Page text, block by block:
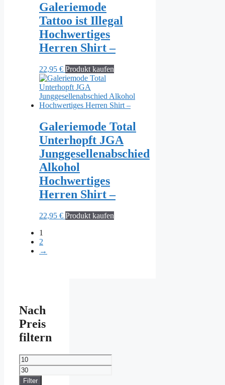
Galeriemode
Tattoo ist Illegal
Hochwertiges
Herren Shirt –
22,95 € Produkt kaufen
Galeriemode Total
Unterhopft JGA
Junggesellenabschied
Alkohol
Hochwertiges
Herren Shirt –
22,95 € Produkt kaufen
1
2
→
Nach
Preis
filtern
Min.
Preis
Max.
Preis
Filter